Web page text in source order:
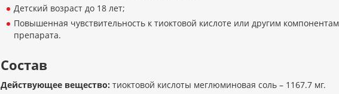
Детский возраст до 18 лет;
Повышенная чувствительность к тиоктовой кислоте или другим компонентам
препарата.
Состав
Действующее вещество: тиоктовой кислоты меглюминовая соль – 1167.7 мг.